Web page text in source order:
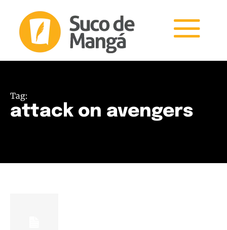
Tag:
attack on avengers